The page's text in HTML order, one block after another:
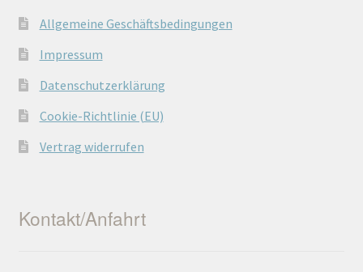
Allgemeine Geschäftsbedingungen
Impressum
Datenschutzerklärung
Cookie-Richtlinie (EU)
Vertrag widerrufen
Kontakt/Anfahrt